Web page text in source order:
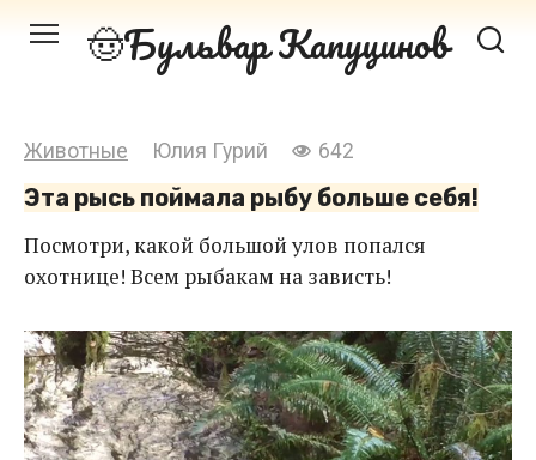
Перейти Бульвар Капуцинов
Животные Юлия Гурий 642
Эта рысь поймала рыбу больше себя!
Посмотри, какой большой улов попался
охотнице! Всем рыбакам на зависть!